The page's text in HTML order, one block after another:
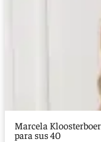
Marcela
para sus 40